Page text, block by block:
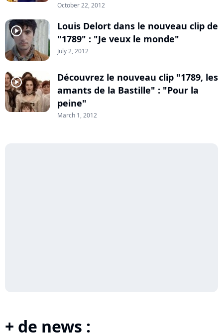
October 22, 2012
player2
Louis Delort dans le nouveau clip de
"1789" : "Je veux le monde"
July 2, 2012
player2
Découvrez le nouveau clip "1789, les
amants de la Bastille" : "Pour la
peine"
March 1, 2012
+ de news :